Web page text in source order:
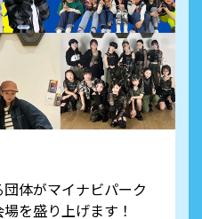
体がマイナビパーク
を盛り上げます！